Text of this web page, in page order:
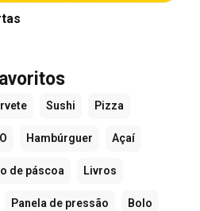
Sushi Pizza
Hambúrguer Açaí
de páscoa Livros
Panela de pressão Bolo